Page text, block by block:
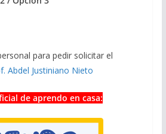
para pedir solicitar el
Abdel Justiniano Nieto
de aprendo en casa: